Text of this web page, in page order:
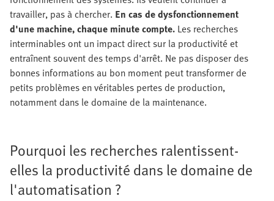
travailler, pas à chercher. En cas de dysfonctionnement
d'une machine, chaque minute compte. Les recherches
interminables ont un impact direct sur la productivité et
entraînent souvent des temps d'arrêt. Ne pas disposer des
bonnes informations au bon moment peut transformer de
petits problèmes en véritables pertes de production,
notamment dans le domaine de la maintenance.
Pourquoi les recherches ralentissent-
elles la productivité dans le domaine de
l'automatisation ?